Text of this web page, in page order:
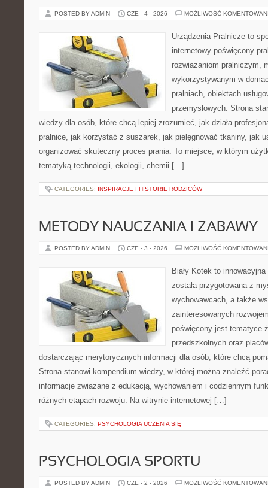
POSTED BY ADMIN CZE - 4 - 2026 MOŻLIWOŚĆ
Urządzenia Pralnicze to
internetowy poświęcony
rozwiązaniom pralniczym,
wykorzystywanym w
pralniach, obiektach
przemysłowych. Strona
wiedzy dla osób, które chcą lepiej zrozumieć, jak działa
pralnice, jak korzystać z suszarek, jak pielęgnować tkaniny, jak
organizować skuteczny proces prania. To miejsce, w którym
tematyką technologii, ekologii, chemii […]
CATEGORIES: INSPIRACJE I HISTORIE RODZICÓW
METODY NAUCZANIA I ZABAWY
POSTED BY ADMIN CZE - 3 - 2026 MOŻLIWOŚĆ
Biały Kotek to
została przygotowana z
wychowawcach, a także
zainteresowanych
poświęcony jest tematyce
przedszkolnych oraz
dostarczając merytorycznych informacji dla osób, które chcą
Strona stanowi kompendium wiedzy, w której można znaleźć
informacje związane z edukacją, wychowaniem i codziennym
różnych etapach rozwoju. Na witrynie internetowej […]
CATEGORIES: PSYCHOLOGIA UCZENIA SIĘ
PSYCHOLOGIA SPORTU
POSTED BY ADMIN CZE - 2 - 2026 MOŻLIWOŚĆ